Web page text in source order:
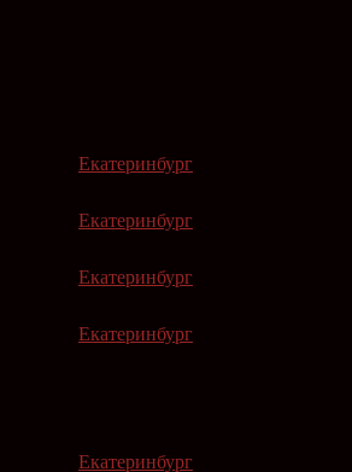
Екатеринбург
Екатеринбург
Екатеринбург
Екатеринбург
Екатеринбург